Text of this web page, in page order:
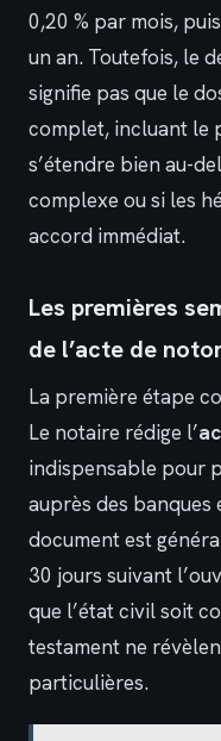
0,20 % par mois,
un an. Toutefois, le
signifie pas que le
complet, incluant le
s’étendre bien au-
complexe ou si les
accord immédiat.
Les premières
de l’acte de
La première étape
Le notaire rédige l’
indispensable pour
auprès des banques
document est
30 jours suivant
que l’état civil soit
testament ne
particulières.